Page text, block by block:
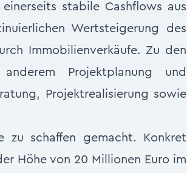
stabile Cashflows aus
Wertsteigerung des
Immobilienverkäufe. Zu den
Projektplanung und
Projektrealisierung sowie
zu schaffen gemacht. Konkret
Höhe von 20 Millionen Euro im